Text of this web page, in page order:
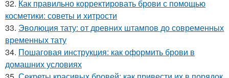
32. Как правильно корректировать брови с помощью
косметики: советы и хитрости
33. Эволюция тату: от древних штампов до современных
временных тату
34. Пошаговая инструкция: как оформить брови в
домашних условиях